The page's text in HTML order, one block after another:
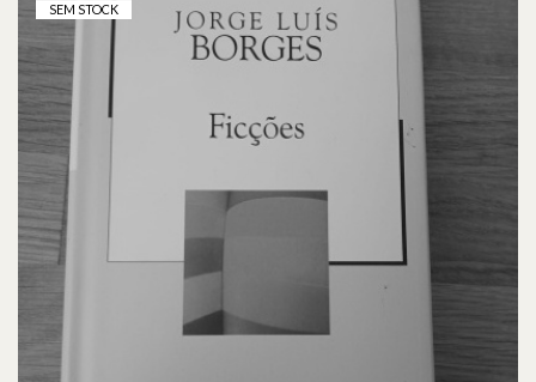
SEM STOCK